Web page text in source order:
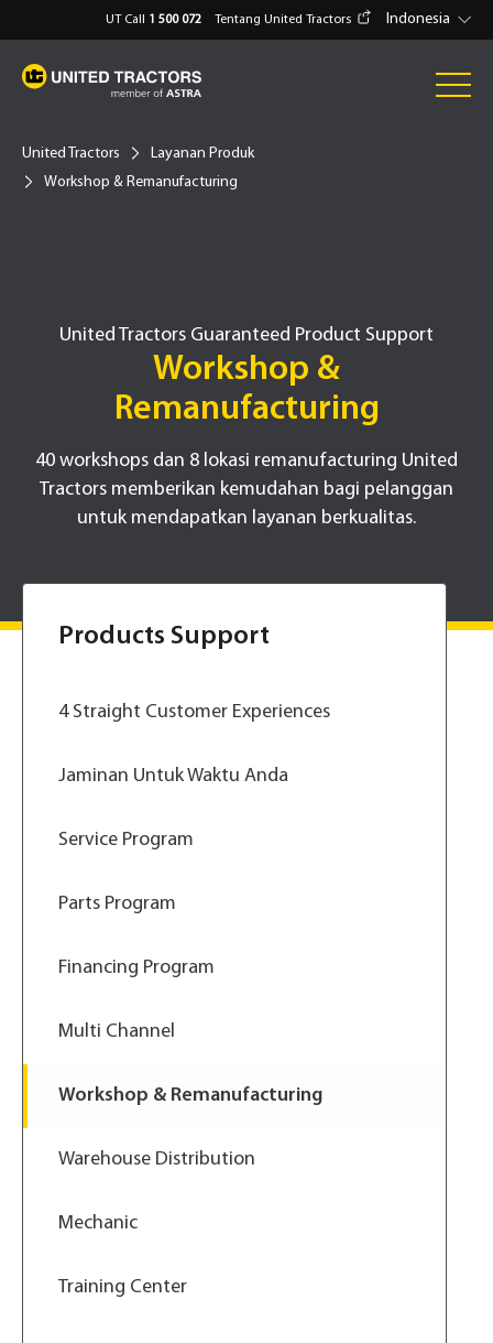
UT Call 1 500 072 Tentang United Tractors Indonesia
United Tractors
Layanan Produk
Workshop & Remanufacturing
United Tractors Guaranteed Product Support
Workshop &
Remanufacturing
40 workshops dan 8 lokasi remanufacturing United
Tractors memberikan kemudahan bagi pelanggan
untuk mendapatkan layanan berkualitas.
Products Support
4 Straight Customer Experiences
Jaminan Untuk Waktu Anda
Service Program
Parts Program
Financing Program
Multi Channel
Workshop & Remanufacturing
Warehouse Distribution
Mechanic
Training Center